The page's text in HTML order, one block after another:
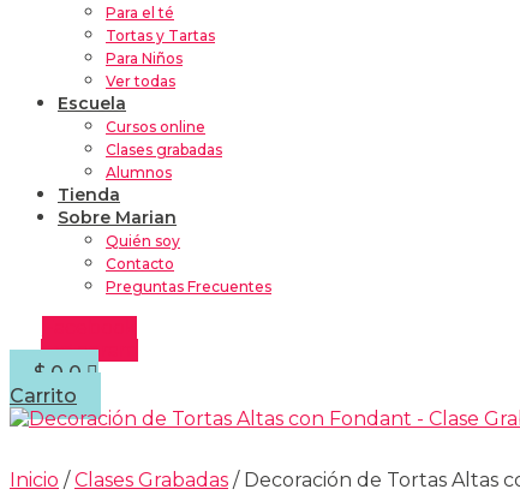
Para el té
Tortas y Tartas
Para Niños
Ver todas
Escuela
Cursos online
Clases grabadas
Alumnos
Tienda
Sobre Marian
Quién soy
Contacto
Preguntas Frecuentes
Instagram
$ 0 0
Carrito
Inicio /Clases Grabadas / Decoración de Tortas Altas